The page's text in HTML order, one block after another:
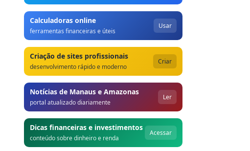
Calculadoras online
ferramentas financeiras e úteis
Usar
Criação de sites profissionais
desenvolvimento rápido e moderno
Criar
Notícias de Manaus e Amazonas
portal atualizado diariamente
Ler
Dicas financeiras e investimentos
conteúdo sobre dinheiro e renda
Acessar